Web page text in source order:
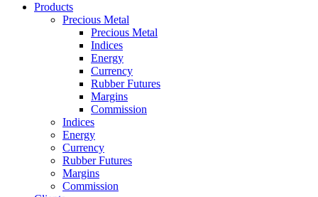
Products
Precious Metal
Precious Metal
Indices
Energy
Currency
Rubber Futures
Margins
Commission
Indices
Energy
Currency
Rubber Futures
Margins
Commission